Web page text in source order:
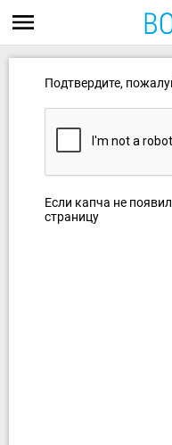
Подтвердите,
Если капча не
страницу